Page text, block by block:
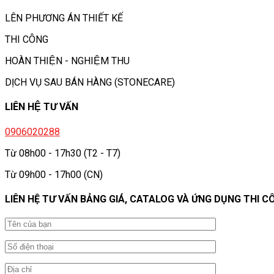
LÊN PHƯƠNG ÁN THIẾT KẾ
THI CÔNG
HOÀN THIỆN - NGHIỆM THU
DỊCH VỤ SAU BÁN HÀNG (STONECARE)
LIÊN HỆ TƯ VẤN
0906020288
Từ 08h00 - 17h30 (T2 - T7)
Từ 09h00 - 17h00 (CN)
LIÊN HỆ TƯ VẤN BẢNG GIÁ, CATALOG VÀ ỨNG DỤNG THI